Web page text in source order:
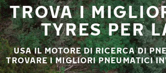
TROVA I
TYRES PER
USA IL MOTORE DI RICERCA DI
TROVARE I MIGLIORI PNEUMATICI